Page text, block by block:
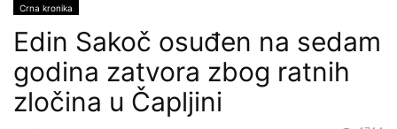
Crna kronika
Edin Sakoč osuđen na sedam
godina zatvora zbog ratnih
zločina u Čapljini